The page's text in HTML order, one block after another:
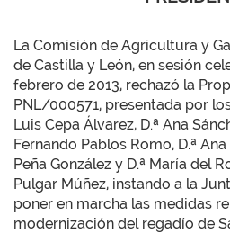
La Comisión de Agricultura y
de Castilla y León, en sesión
febrero de 2013, rechazó la
PNL/000571, presentada por
Luis Cepa Álvarez, D.ª Ana
Fernando Pablos Romo, D.ª
Peña González y D.ª María del
Pulgar Múñez, instando a la
poner en marcha las medidas
modernización del regadío de